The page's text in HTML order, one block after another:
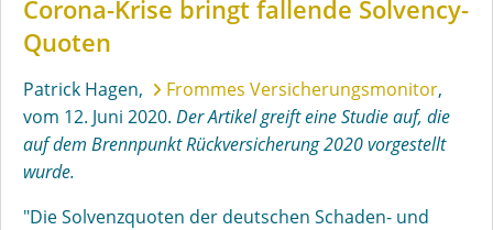
Corona-Krise bringt fallende Solvency-
Quoten
Patrick Hagen, Frommes Versicherungsmonitor,
vom 12. Juni 2020. Der Artikel greift eine Studie auf, die
auf dem Brennpunkt Rückversicherung 2020 vorgestellt
wurde.
"Die Solvenzquoten der deutschen Schaden- und